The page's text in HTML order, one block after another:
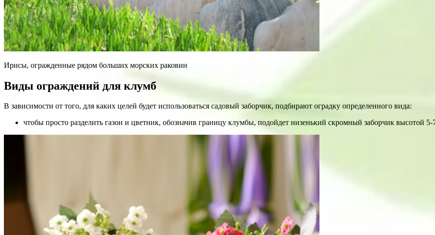
Ирисы, огражденные рядом больших морских раковин
Виды ограждений для клумб
В зависимости от того, для каких целей будет использоваться садовый заборчик, подбирают оградку определенного вида:
чтобы просто разделить газон и цветник, обозначив границу клумбы, подойдет низенький скромный заборчик высотой 5-